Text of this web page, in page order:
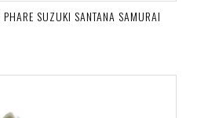
SUZUKI SANTANA SAMURAI